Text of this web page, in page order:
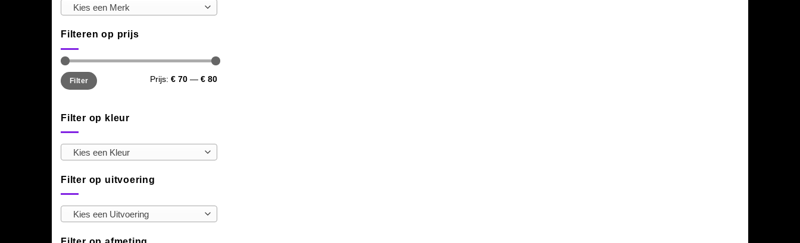
Kies een Merk
Filteren op prijs
Min.
prijs
Max.
prijsFilter Prijs: € 70— € 80
Filter op kleur
Kies een Kleur
Filter op uitvoering
Kies een Uitvoering